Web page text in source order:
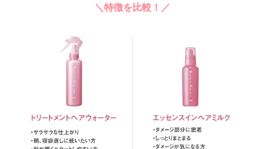
＼特徴を比較！／